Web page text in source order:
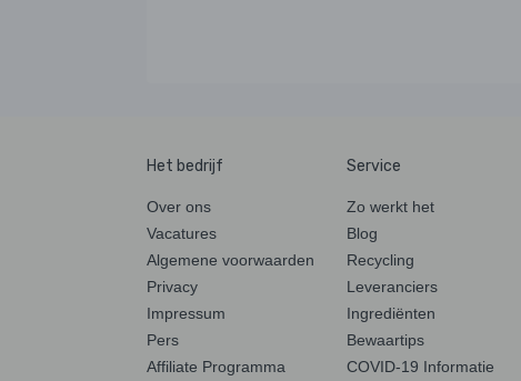
Het bedrijf
Over ons
Vacatures
Algemene voorwaarden
Privacy
Impressum
Pers
Affiliate Programma
Service
Zo werkt het
Blog
Recycling
Leveranciers
Ingrediënten
Bewaartips
COVID-19 Informatie